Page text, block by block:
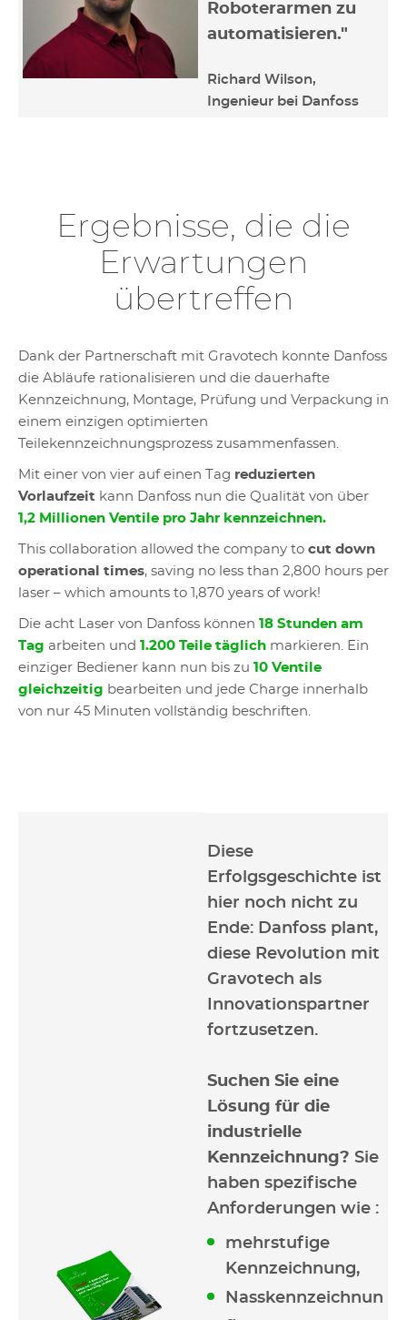
Roboterarmen zu
automatisieren."
Richard Wilson,
Ingenieur bei Danfoss
Ergebnisse, die die
Erwartungen
übertreffen
Dank der Partnerschaft mit Gravotech konnte Danfoss
die Abläufe rationalisieren und die dauerhafte
Kennzeichnung, Montage, Prüfung und Verpackung in
einem einzigen optimierten
Teilekennzeichnungsprozess zusammenfassen.
Mit einer von vier auf einen Tag reduzierten
Vorlaufzeit kann Danfoss nun die Qualität von über
1,2 Millionen Ventile pro Jahr kennzeichnen.
This collaboration allowed the company to cut down
operational times, saving no less than 2,800 hours per
laser – which amounts to 1,870 years of work!
Die acht Laser von Danfoss können 18 Stunden am
Tag arbeiten und 1.200 Teile täglich markieren. Ein
einziger Bediener kann nun bis zu 10 Ventile
gleichzeitig bearbeiten und jede Charge innerhalb
von nur 45 Minuten vollständig beschriften.
Diese
Erfolgsgeschichte ist
hier noch nicht zu
Ende: Danfoss plant,
diese Revolution mit
Gravotech als
Innovationspartner
fortzusetzen.
Suchen Sie eine
Lösung für die
industrielle
Kennzeichnung? Sie
haben spezifische
Anforderungen wie :
mehrstufige
Kennzeichnung,
Nasskennzeichnun